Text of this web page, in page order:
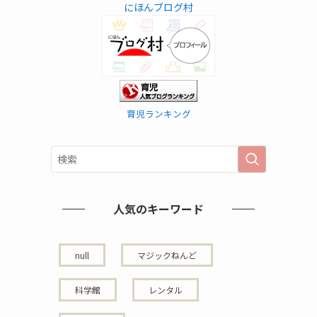
にほんブログ村
育児ランキング
人気のキーワード
null マジックねんど
科学館 レンタル